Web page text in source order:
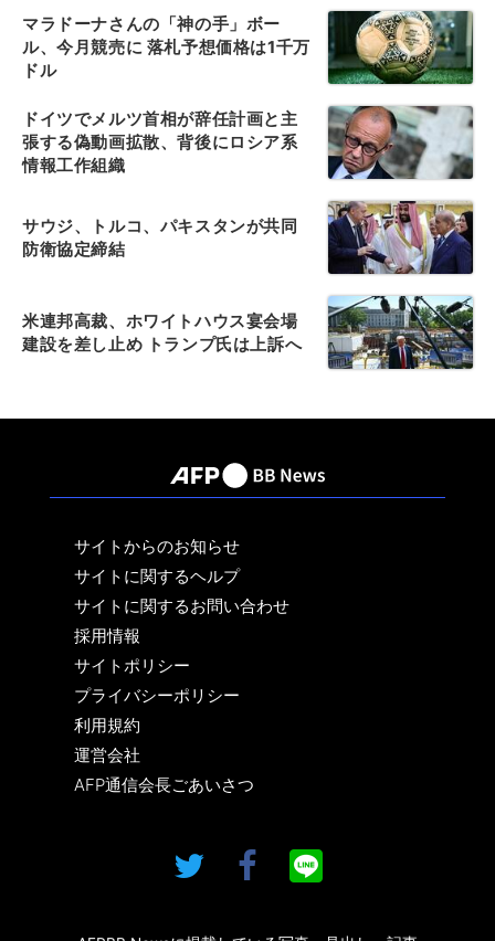
マラドーナさんの「神の手」ボー
ル、今月競売に 落札予想価格は1千万
ドル
ドイツでメルツ首相が辞任計画と主
張する偽動画拡散、背後にロシア系
情報工作組織
サウジ、トルコ、パキスタンが共同
防衛協定締結
米連邦高裁、ホワイトハウス宴会場
建設を差し止め トランプ氏は上訴へ
サイトからのお知らせ
サイトに関するヘルプ
サイトに関するお問い合わせ
採用情報
サイトポリシー
プライバシーポリシー
利用規約
運営会社
AFP通信会長ごあいさつ